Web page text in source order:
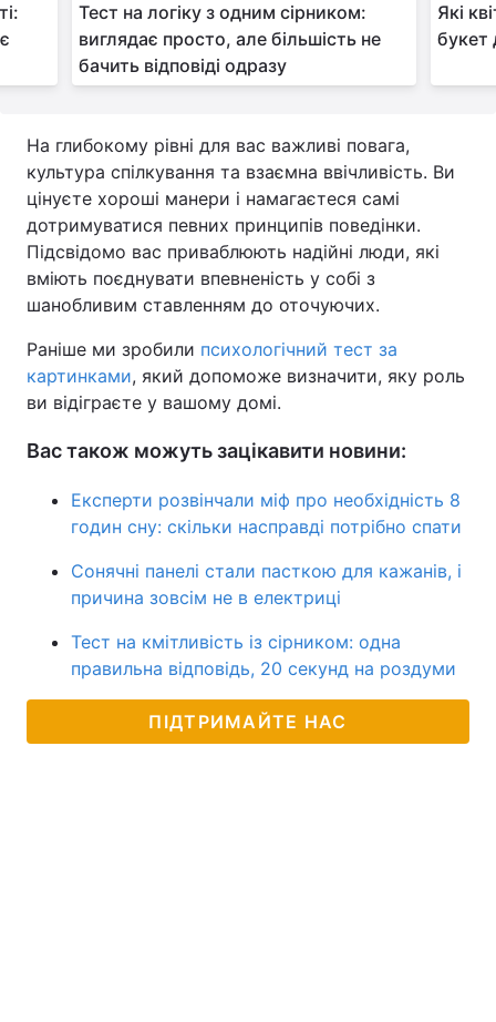
Тест на логіку з одним сірником:
виглядає просто, але більшість не
бачить відповіді одразу
Які
букет
На глибокому рівні для вас важливі повага,
культура спілкування та взаємна ввічливість. Ви
цінуєте хороші манери і намагаєтеся самі
дотримуватися певних принципів поведінки.
Підсвідомо вас приваблюють надійні люди, які
вміють поєднувати впевненість у собі з
шанобливим ставленням до оточуючих.
Раніше ми зробили психологічний тест за
картинками, який допоможе визначити, яку роль
ви відіграєте у вашому домі.
Вас також можуть зацікавити новини:
Експерти розвінчали міф про необхідність 8
годин сну: скільки насправді потрібно спати
Сонячні панелі стали пасткою для кажанів, і
причина зовсім не в електриці
Тест на кмітливість із сірником: одна
правильна відповідь, 20 секунд на роздуми
ПІДТРИМАЙТЕ НАС